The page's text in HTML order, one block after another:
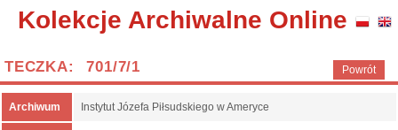
Kolekcje Archiwalne Online
Powrót
TECZKA: 701/7/1
Archiwum Instytut Józefa Piłsudskiego w Ameryce